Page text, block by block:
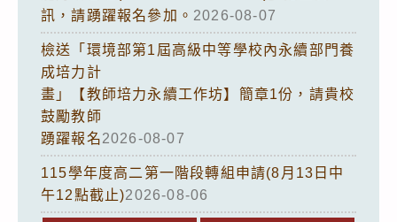
訊，請踴躍報名參加。 2026-08-07
檢送「環境部第1屆高級中等學校內永續部門養
成培力計
畫」【教師培力永續工作坊】簡章1份，請貴校
鼓勵教師
踴躍報名2026-08-07
115學年度高二第一階段轉組申請(8月13日中
午12點截止)2026-08-06